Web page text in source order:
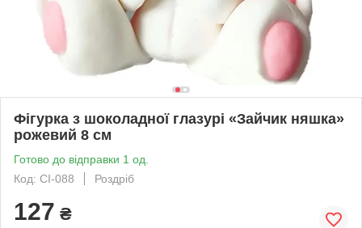
Фігурка з шоколадної глазурі «Зайчик няшка»
рожевий 8 см
Готово до відправки 1 од.
Код: CI-088
Роздріб
127 ₴